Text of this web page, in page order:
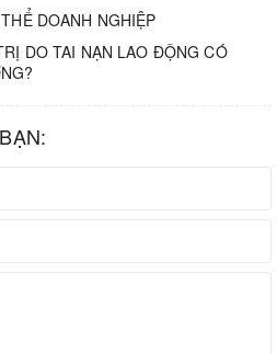
DOANH NGHIỆP
DO TAI NẠN LAO ĐỘNG CÓ